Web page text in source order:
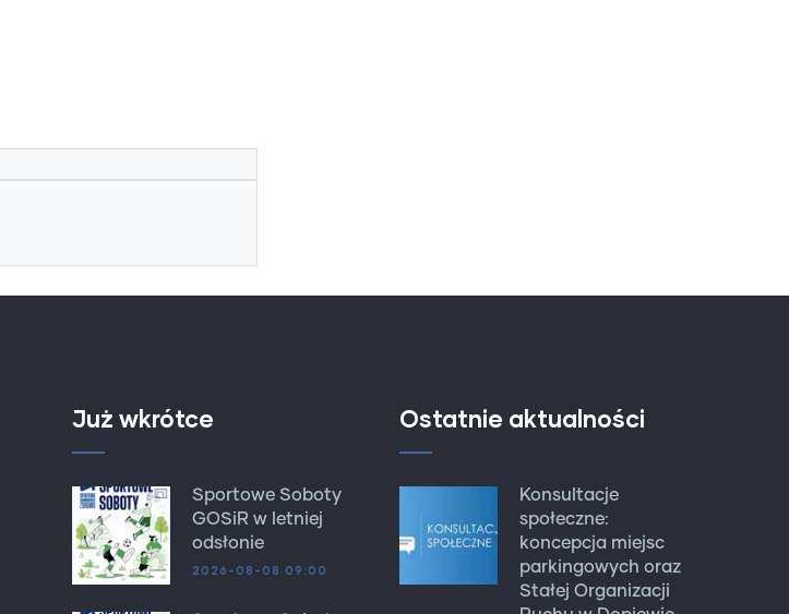
Już wkrótce
Sportowe Soboty
GOSiR w letniej
odsłonie
2026-08-08 09:00
Ostatnie aktualności
Konsultacje
społeczne:
koncepcja miejsc
parkingowych oraz
Stałej Organizacji